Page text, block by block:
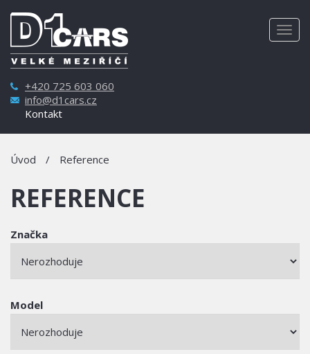
+420 725 603 060
info@d1cars.cz
Kontakt
Úvod / Reference
REFERENCE
Značka
Model